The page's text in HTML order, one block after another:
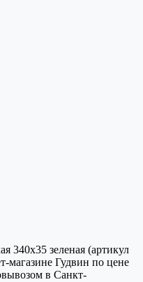
340х35 зеленая (артикул
магазине Гудвин по цене
в Санкт-